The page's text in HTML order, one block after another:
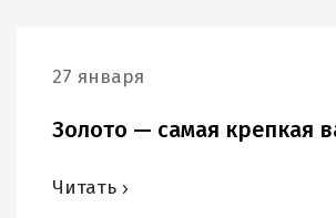
27 января
Золото — самая крепкая
Читать